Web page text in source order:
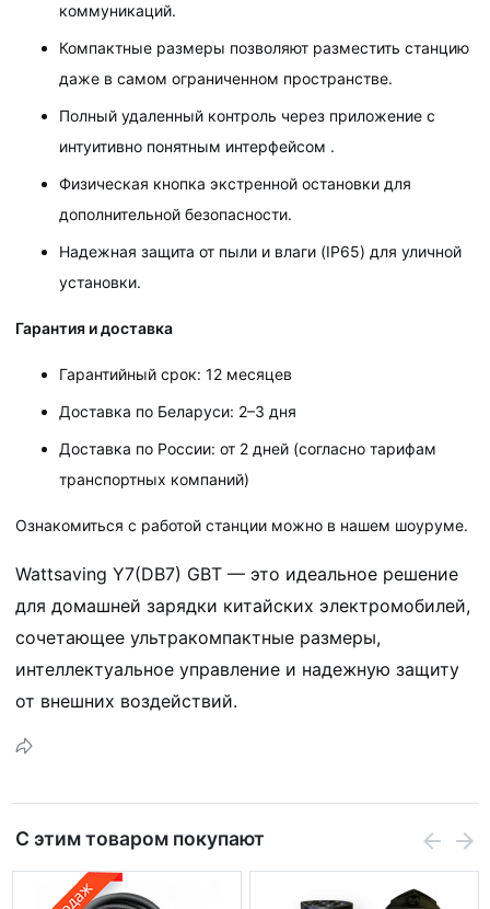
коммуникаций.
Компактные размеры позволяют разместить станцию
даже в самом ограниченном пространстве.
Полный удаленный контроль через приложение с
интуитивно понятным интерфейсом .
Физическая кнопка экстренной остановки для
дополнительной безопасности.
Надежная защита от пыли и влаги (IP65) для уличной
установки.
Гарантия и доставка
Гарантийный срок: 12 месяцев
Доставка по Беларуси: 2–3 дня
Доставка по России: от 2 дней (согласно тарифам
транспортных компаний)
Ознакомиться с работой станции можно в нашем шоуруме.
Wattsaving Y7(DB7) GBT — это идеальное решение
для домашней зарядки китайских электромобилей,
сочетающее ультракомпактные размеры,
интеллектуальное управление и надежную защиту
от внешних воздействий.
С этим товаром покупают